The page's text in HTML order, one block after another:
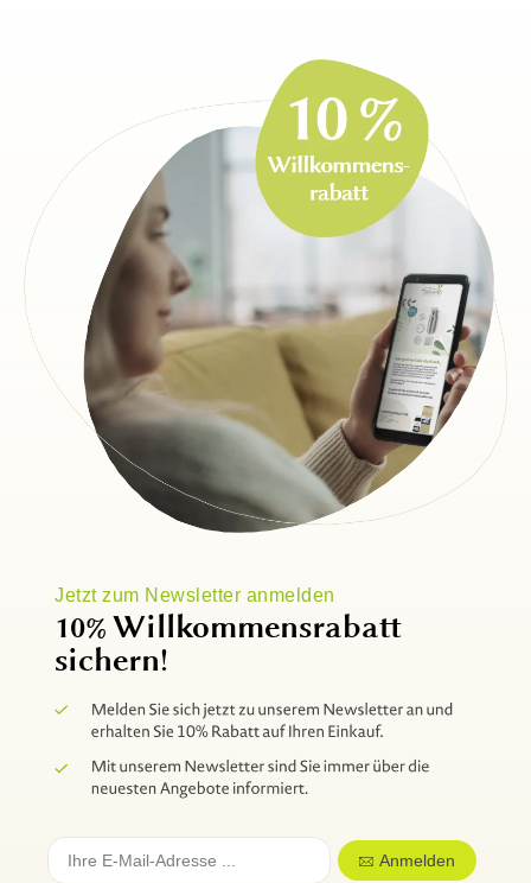
Jetzt zum Newsletter anmelden
10% Willkommensrabatt
sichern!
Anmelden